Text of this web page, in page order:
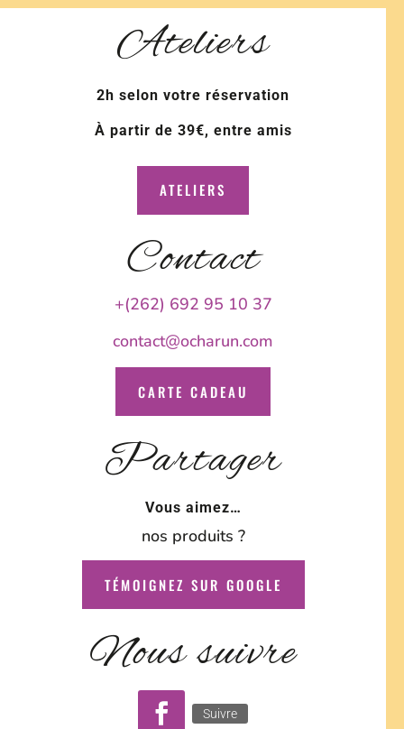
Ateliers
2h selon votre réservation
À partir de 39€, entre amis
ATELIERS
Contact
+(262) 692 95 10 37
contact@ocharun.com
CARTE CADEAU
Partager
Vous aimez…
nos produits ?
TÉMOIGNEZ SUR GOOGLE
Nous suivre
Suivre